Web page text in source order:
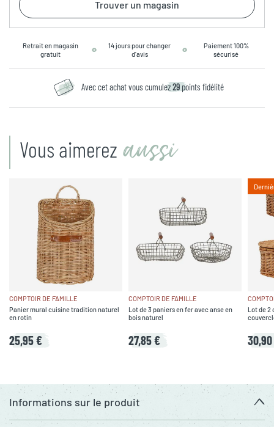
Trouver un magasin
Retrait en magasin
gratuit
14 jours pour changer
d’avis
Paiement 100%
sécurisé
Avec cet achat vous cumulez29 points fidélité
Vous aimerez aussi
COMPTOIR DE FAMILLE
Panier mural cuisine tradition naturel
en rotin
25,95 €
COMPTOIR DE FAMILLE
Lot de 3 paniers en fer avec anse en
bois naturel
27,85 €
Lot de 2
Informations sur le produit